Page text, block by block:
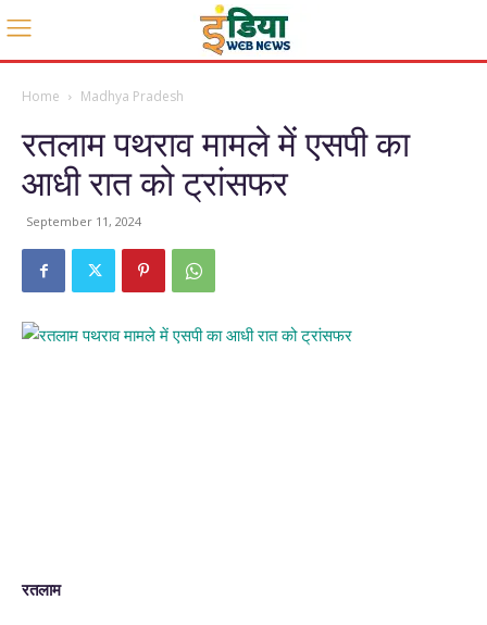
Home Madhya Pradesh
रतलाम पथराव मामले में एसपी का
आधी रात को ट्रांसफर
September 11, 2024
रतलाम